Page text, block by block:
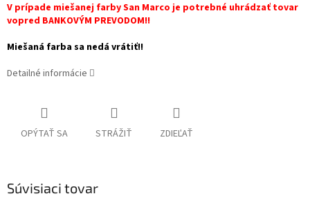
V prípade miešanej farby San Marco je potrebné uhrádzať tovar
vopred BANKOVÝM PREVODOM!!
Miešaná farba sa nedá vrátiť!!
Detailné informácie
OPÝTAŤ SA STRÁŽIŤ ZDIEĽAŤ
Súvisiaci tovar